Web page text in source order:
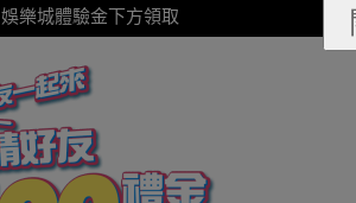
娛樂城體驗金下方領取